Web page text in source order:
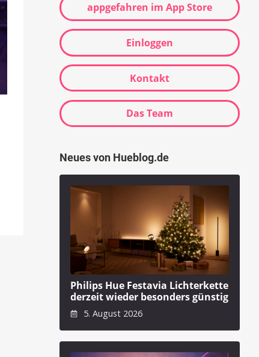
appgefahren im App Store
Einloggen
Kontakt
Das Team
Neues von Hueblog.de
Philips Hue Festavia Lichterkette
derzeit wieder besonders günstig
5. August 2026